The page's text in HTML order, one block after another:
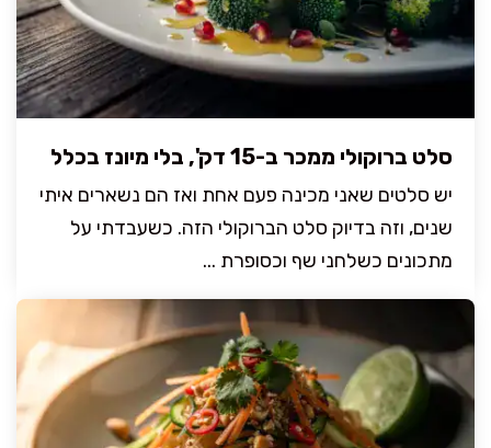
סלט ברוקולי ממכר ב-15 דק', בלי מיונז בכלל
יש סלטים שאני מכינה פעם אחת ואז הם נשארים איתי
שנים, וזה בדיוק סלט הברוקולי הזה. כשעבדתי על
מתכונים כשלחני שף וכסופרת ...